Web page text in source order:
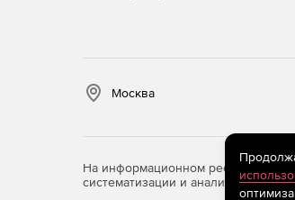
Москва
На информационном ресурсе
систематизации и анализа